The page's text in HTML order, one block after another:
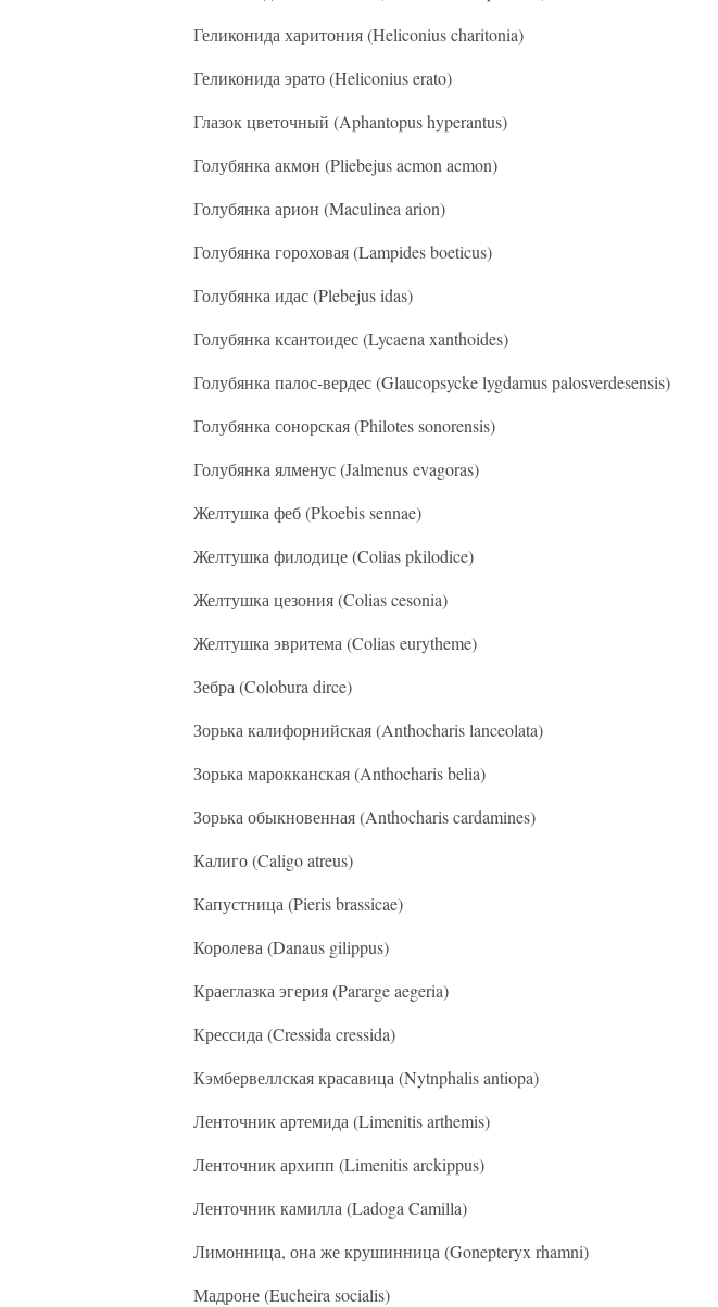
Геликонида харитония (Heliconius charitonia)
Геликонида эрато (Heliconius erato)
Глазок цветочный (Aphantopus hyperantus)
Голубянка акмон (Pliebejus acmon acmon)
Голубянка арион (Maculinea arion)
Голубянка гороховая (Lampides boeticus)
Голубянка идас (Plebejus idas)
Голубянка ксантоидес (Lycaena xanthoides)
Голубянка палос-вердес (Glaucopsycke lygdamus palosverdesensis)
Голубянка сонорская (Philotes sonorensis)
Голубянка ялменус (Jalmenus evagoras)
Желтушка феб (Pkoebis sennae)
Желтушка филодице (Colias pkilodice)
Желтушка цезония (Colias cesonia)
Желтушка эвритема (Colias eurytheme)
Зебра (Colobura dirce)
Зорька калифорнийская (Anthocharis lanceolata)
Зорька марокканская (Anthocharis belia)
Зорька обыкновенная (Anthocharis cardamines)
Калиго (Caligo atreus)
Капустница (Pieris brassicae)
Королева (Danaus gilippus)
Краеглазка эгерия (Pararge aegeria)
Крессида (Cressida cressida)
Кэмбервеллская красавица (Nytnphalis antiopa)
Ленточник артемида (Limenitis arthemis)
Ленточник архипп (Limenitis arckippus)
Ленточник камилла (Ladoga Camilla)
Лимонница, она же крушинница (Gonepteryx rhamni)
Мадроне (Eucheira socialis)